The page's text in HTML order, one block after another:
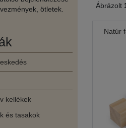
ötletek.
kellékek
és tasakok
Ábrázolt
Natúr